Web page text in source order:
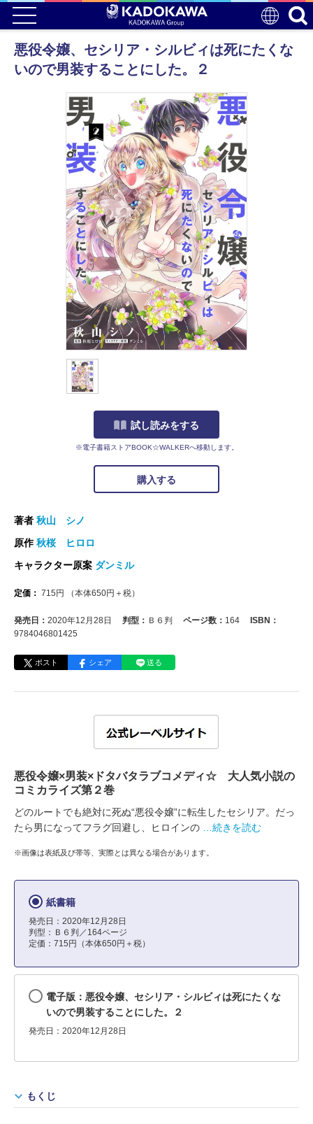
悪役令嬢、セシリア・シルビィは死にたくな
いので男装することにした。２
試し読みをする
※電子書籍ストアBOOK☆WALKERへ移動します。
購入する
著者 秋山 シノ
原作秋桜 ヒロロ
キャラクター原案 ダンミル
定価： 715 円 （本体650円＋税）
発売日： 2020年12月28日 判型： Ｂ６判 ページ数： 164
ISBN：
9784046801425
ポスト シェア 送る
悪役令嬢×男装×ドタバタラブコメディ☆ 大人気小説の
コミカライズ第２巻
どのルートでも絶対に死ぬ“悪役令嬢”に転生したセシリア。だっ
たら男になってフラグ回避し、ヒロインの
…続きを読む
※画像は表紙及び帯等、実際とは異なる場合があります。
紙書籍
発売日：2020年12月28日
判型：Ｂ６判／164ページ
定価：715円（本体650円＋税）
電子版：悪役令嬢、セシリア・シルビィは死にたくな
いので男装することにした。２
発売日：2020年12月28日
もくじ